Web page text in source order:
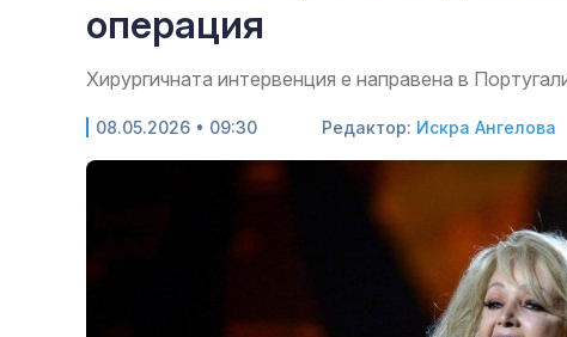
операция
Хирургичната интервенция е направена в
08.05.2026 • 09:30 Редактор: Искра Ангелова